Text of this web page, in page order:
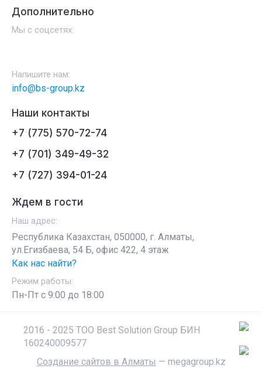
Наши контакты
+7 (775) 570-72-74
+7 (701) 349-49-32
+7 (727) 394-01-24
Дополнительно
Мы с соцсетях:
Напишите нам:
info@bs-group.kz
Ждем в гости
Наш адрес:
Республика Казахстан, 050000, г. Алматы,
ул.Егизбаева, 54 Б, офис 422, 4 этаж
Как нас найти?
Режим работы:
Пн-Пт c 9:00 до 18:00
2016 - 2025 ТОО Best Solution Group БИН
160240009577
Создание сайтов в Алматы — megagroup.kz